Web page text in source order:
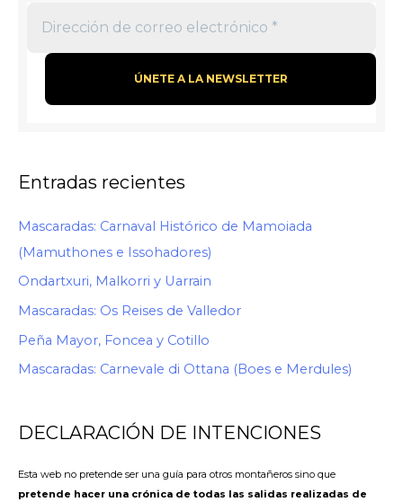
Entradas recientes
Mascaradas: Carnaval Histórico de Mamoiada
(Mamuthones e Issohadores)
Ondartxuri, Malkorri y Uarrain
Mascaradas: Os Reises de Valledor
Peña Mayor, Foncea y Cotillo
Mascaradas: Carnevale di Ottana (Boes e Merdules)
DECLARACIÓN DE INTENCIONES
Esta web no pretende ser una guía para otros montañeros sino que
pretende hacer una crónica de todas las salidas realizadas de